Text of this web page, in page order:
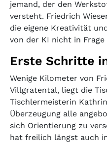
jemand, der den
versteht. Friedrich
die eigene Kreativität
von der KI nicht in
Erste Schritte
Wenige Kilometer von
Villgratental, liegt die
Tischlermeisterin
Überzeugung alle
sich Orientierung zu
hat freilich längst auch